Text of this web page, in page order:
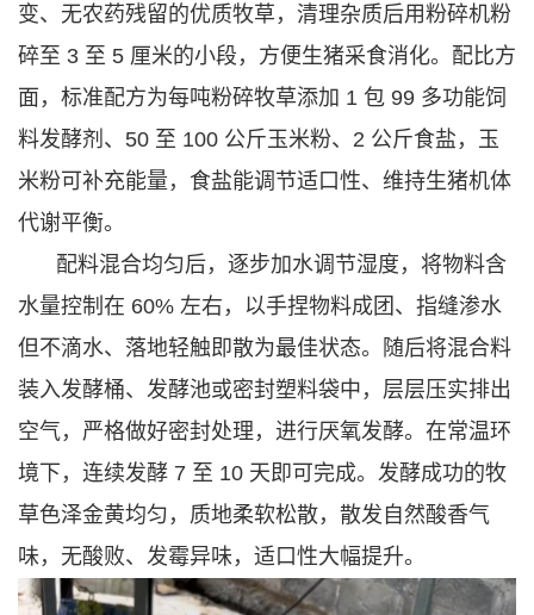
变、无农药残留的优质牧草，清理杂质后用粉碎机粉
碎至 3 至 5 厘米的小段，方便生猪采食消化。配比方
面，标准配方为每吨粉碎牧草添加 1 包 99 多功能饲
料发酵剂、50 至 100 公斤玉米粉、2 公斤食盐，玉
米粉可补充能量，食盐能调节适口性、维持生猪机体
代谢平衡。
配料混合均匀后，逐步加水调节湿度，将物料含
水量控制在 60% 左右，以手捏物料成团、指缝渗水
但不滴水、落地轻触即散为最佳状态。随后将混合料
装入发酵桶、发酵池或密封塑料袋中，层层压实排出
空气，严格做好密封处理，进行厌氧发酵。在常温环
境下，连续发酵 7 至 10 天即可完成。发酵成功的牧
草色泽金黄均匀，质地柔软松散，散发自然酸香气
味，无酸败、发霉异味，适口性大幅提升。